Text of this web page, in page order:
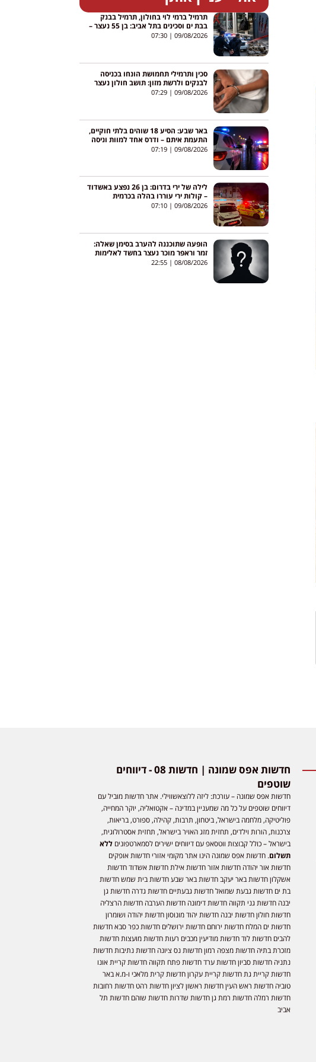
תרמיל ברמי לוי בחולון, תרמיל בבנק
בבת ים וסכינים בתל אביב: בן 55 נעצר –
נבדק קשר לרימון ברמלה
09/08/2026
07:30
סכין ותרמילי תחמושת הונחו בכניסה
לבנקים ולרשת מזון: תושב חולון נעצר
09/08/2026
07:29
באר שבע: הסיע 18 שוהים בלתי חוקיים,
התעמת איתם – ודרס אחד למוות וניסה
לפגוע באחרים
09/08/2026
07:19
לילה של ירי בדרום: בן 26 נפצע באשדוד
– קולות ירי עוררו בהלה בכרמית
09/08/2026
07:10
הופעה שתוכננה להערב בסימן שאלה:
זמר וראפר מוכר נעצר בחשד לאלימות
במשפחה
08/08/2026
22:55
חדשות אפס שמונה | חדשות 08 - דיווחים
שוטפים
חדשות אפס שמונה – עורכת: ליזה ללוצאשווילי. אתר חדשות מוביל עם
דיווחים שוטפים על כל מה שמעניין במדינה – אקטואליה, יוקר המחייה,
פוליטיקה, מלחמה בישראל, ביטחון, תרבות, קהילה, ספורט, בריאות,
צרכנות, הורות וילדים, תחזית מזג האויר בישראל, תחזית אסטרולוגית,
בישראל – כולל קבוצות ווטסאפ עם דיווחים ישירים לסמארטפוניםללא
תשלום. חדשות אפס שמונה הינו אתר מקומי אזורי חדשות אופקים
חדשות אור יהודה חדשות אזור חדשות אילת חדשות אשדוד חדשות
אשקלון חדשות באר יעקב חדשות באר שבע חדשות בית שמש חדשות
בת ים חדשות גבעת שמואל חדשות גבעתיים חדשות גדרה חדשות גן
יבנה חדשות גני תקווה חדשות דימונה חדשות הערבה חדשות הרצליה
חדשות חולון חדשות יבנה חדשות יהוד מונוסון חדשות יהודה ושומרון
חדשות ים המלח חדשות ירוחם חדשות ירושלים חדשות כפר סבא חדשות
להבים חדשות לוד חדשות מודיעין מכבים רעות חדשות מועצות חדשות
מזכרת בתיה חדשות מצפה רמון חדשות נס ציונה חדשות נתיבות חדשות
נתניה חדשות סביון חדשות ערד חדשות פתח תקווה חדשות קריית אונו
חדשות קריית גת חדשות קריית עקרון חדשות קרית מלאכי ו-מ.א באר
טוביה חדשות ראש העין חדשות ראשון לציון חדשות רהט חדשות רחובות
חדשות רמלה חדשות רמת גן חדשות שדרות חדשות שוהם חדשות תל
אביב